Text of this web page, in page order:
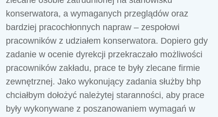
konserwatora, a wymaganych przeglądów oraz
bardziej pracochłonnych napraw – zespołowi
pracowników z udziałem konserwatora. Dopiero gdy
zadanie w ocenie dyrekcji przekraczało możliwości
pracowników zakładu, prace te były zlecane firmie
zewnętrznej. Jako wykonujący zadania służby bhp
chciałbym dołożyć należytej staranności, aby prace
były wykonywane z poszanowaniem wymagań w